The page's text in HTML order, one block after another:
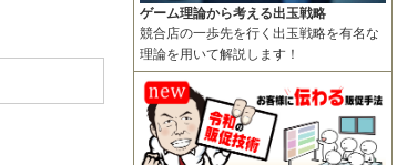
ゲーム理論から考える出玉戦略
競合店の一歩先を行く出玉戦略を有名な
理論を用いて解説します！